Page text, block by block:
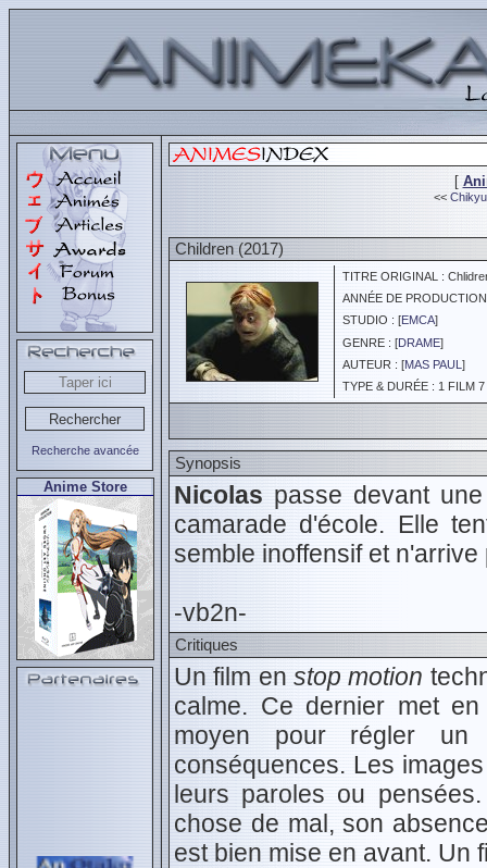
Recherche avancée
Anime Store
[
<<
Children (2017)
TITRE ORIGINAL :
ANNÉE DE
STUDIO : [EMCA]
GENRE : [DRAME]
AUTEUR : [MAS PAUL ]
TYPE & DURÉE : 1 FILM
Synopsis
Nicolas passe devant
camarade d'école. Elle
semble inoffensif et
-vb2n-
Critiques
Un film en stop motion
calme. Ce dernier met
moyen pour régler un
conséquences. Les
leurs paroles ou
chose de mal, son
est bien mise en avant. Un